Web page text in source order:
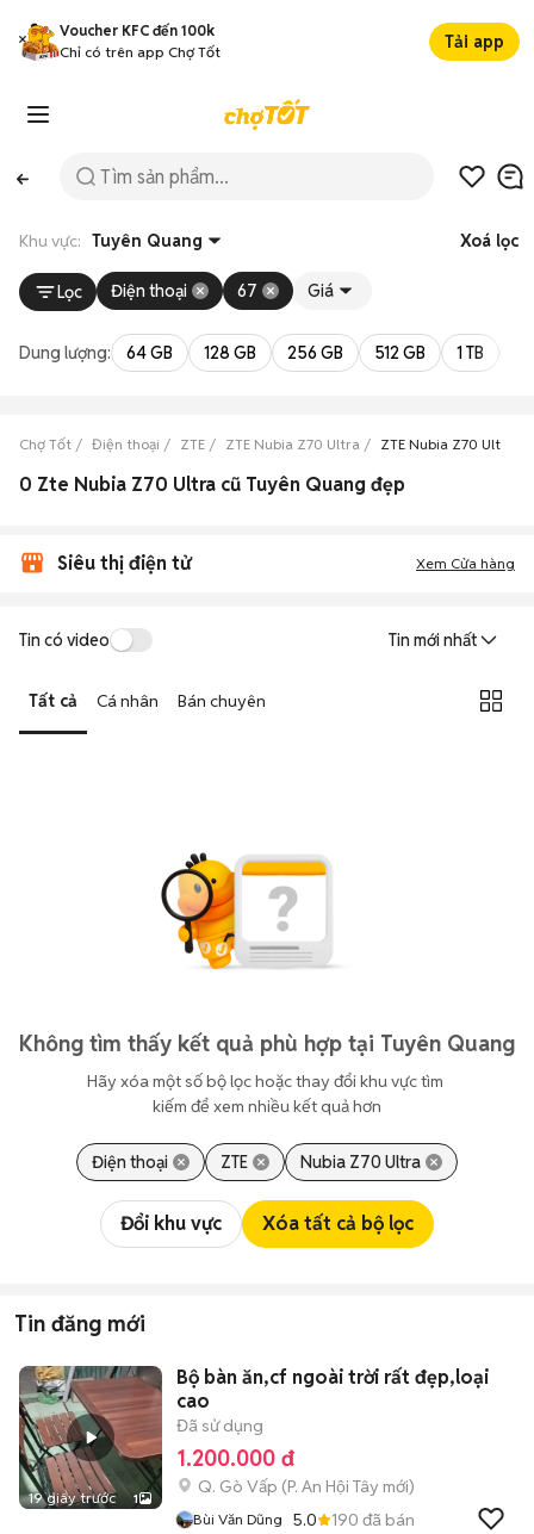
Voucher KFC đến 100k
Chỉ có trên app Chợ Tốt
Tải app
Khu vực: Tuyên Quang Xoá lọc
Lọc Điện thoại 67 Giá
Dung lượng: 64 GB 128 GB 256 GB 512 GB 1 TB
Chợ Tốt Điện thoại ZTE ZTE Nubia Z70 Ultra ZTE Nubia Z70 Ultra
0 Zte Nubia Z70 Ultra cũ Tuyên Quang đẹp
Siêu thị điện tử Xem Cửa hàng
Tin có video Tin mới nhất
Tất cả Cá nhân Bán chuyên
Không tìm thấy kết quả phù hợp tại Tuyên Quang
Hãy xóa một số bộ lọc hoặc thay đổi khu vực tìm
kiếm để xem nhiều kết quả hơn
Điện thoại ZTE Nubia Z70 Ultra
Đổi khu vực Xóa tất cả bộ lọc
Tin đăng mới
19 giây trước 1
Bộ bàn ăn,cf ngoài trời rất đẹp,loại
cao
Đã sử dụng
1.200.000 đ
Q. Gò Vấp (P. An Hội Tây mới)
Bùi Văn Dũng 5.0 190 đã bán